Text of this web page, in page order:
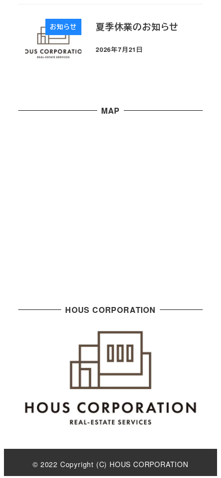
お知らせ 夏季休業のお知らせ
投稿日
2026年7月21日
MAP
HOUS CORPORATION
© 2022 Copyright (C) HOUS CORPORATION